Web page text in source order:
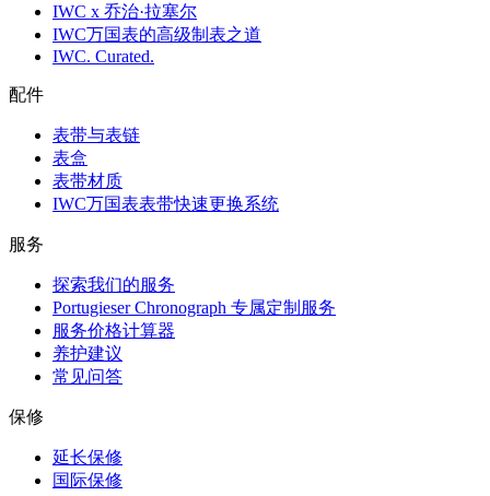
IWC x 乔治·拉塞尔
IWC万国表的高级制表之道
IWC. Curated.
配件
表带与表链
表盒
表带材质
IWC万国表表带快速更换系统
服务
探索我们的服务
Portugieser Chronograph 专属定制服务
服务价格计算器
养护建议
常见问答
保修
延长保修
国际保修